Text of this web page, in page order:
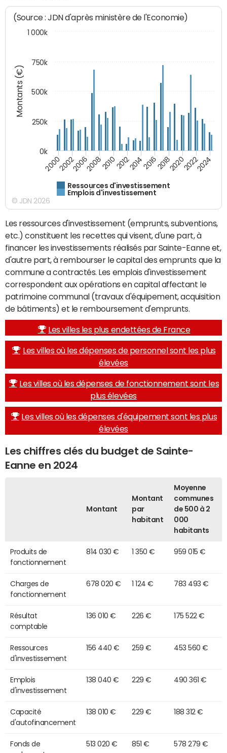
Montants (€)
(Source : JDN d'après ministère de l'Economie)
Ressources d'investissement
Emplois d'investissement
200020022006200820102012201420162018202020222024
0k
250k
500k
750k
1 000k
© JDN 2026
Les ressources d'investissement (emprunts, subventions,
etc.) constituent les recettes qui visent, d'une part, à
financer les investissements réalisés par Sainte-Eanne et,
d'autre part, à rembourser le capital des emprunts que la
commune a contractés. Les emplois d'investissement
correspondent aux opérations en capital affectant le
patrimoine communal (travaux d'équipement, acquisition
de bâtiments) et le remboursement d'emprunts.
Les villes les plus endettées de France
Les villes où les dépenses de personnel sont les plus
élevées
Les villes où les dépenses de fonctionnement sont les
plus élevées
Les villes où les dépenses d'équipement sont les plus
élevées
Les chiffres clés du budget de Sainte-
Eanne en 2024
Montant
Montant
par
habitant
Moyenne
communes
de 500 à 2
000
habitants
Produits de
fonctionnement
814 030 € 1 350 € 959 015 €
Charges de
fonctionnement
678 020 € 1 124 € 783 493 €
Résultat
comptable
136 010 € 226 € 175 522 €
Ressources
d'investissement
156 440 € 259 € 453 560 €
Emplois
d'investissement
138 040 € 229 € 490 361 €
Capacité
d'autofinancement
138 010 € 229 € 188 312 €
Fonds de
513 020 € 851 € 578 279 €